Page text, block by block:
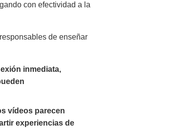
con efectividad a la
de enseñar
inmediata,
vídeos parecen
experiencias de